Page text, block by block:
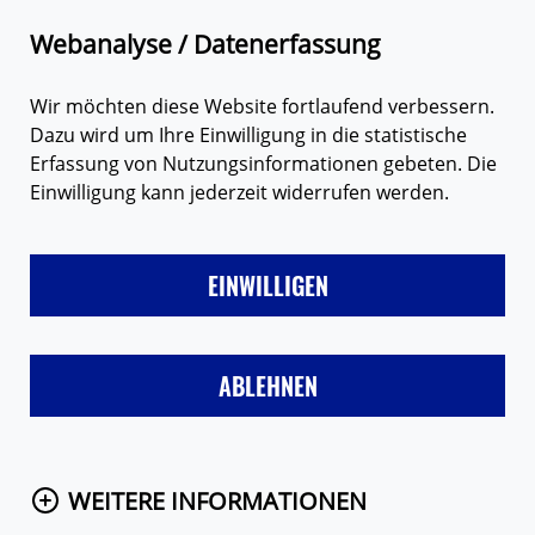
Webanalyse / Datenerfassung
Wir möchten diese Website fortlaufend verbessern.
Dazu wird um Ihre Einwilligung in die statistische
Erfassung von Nutzungsinformationen gebeten. Die
Einwilligung kann jederzeit widerrufen werden.
EINWILLIGEN
ABLEHNEN
WEITERE INFORMATIONEN
LIEBE FREUNDE & FAMILIE SEX VERHÜTUNG
Schwangerschaft
Schwangerschaftstest